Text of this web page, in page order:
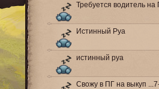
Требуется водитель на
Истинный Руа
истинный руа
Свожу в ПГ на выкуп